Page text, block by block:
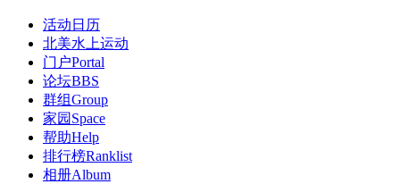
活动日历
北美水上运动
门户Portal
论坛BBS
群组Group
家园 Space
帮助Help
排行榜Ranklist
相册Album